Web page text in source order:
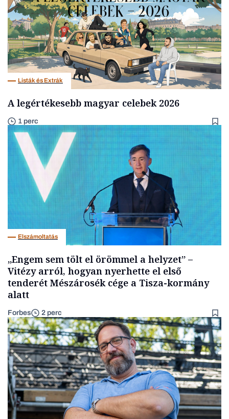
Listák és Extrák
A legértékesebb magyar celebek 2026
1 perc
Elszámoltatás
„Engem sem tölt el örömmel a helyzet” –
Vitézy arról, hogyan nyerhette el első
tenderét Mészárosék cége a Tisza-kormány
alatt
Forbes 2 perc